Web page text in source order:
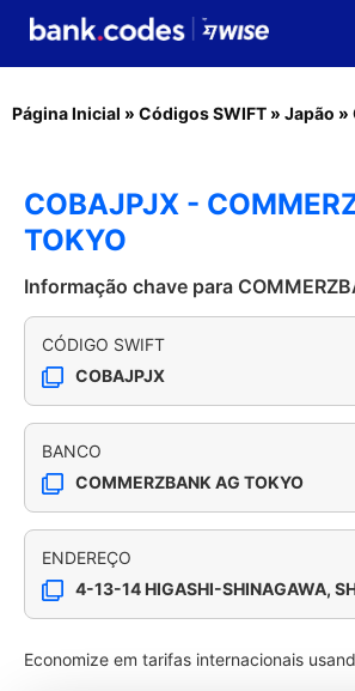
Página Inicial » Códigos SWIFT » Japão »
COBAJPJX -
TOKYO
Informação chave para
CÓDIGO SWIFT
COBAJPJX
BANCO
COMMERZBANK AG TOKYO
ENDEREÇO
4-13-14 HIGASHI-SHINAGAWA,
Economize em tarifas internacionais